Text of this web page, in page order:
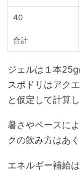
40
合計
ジェルは１本25g
スポドリはアク
と仮定して計算し
暑さやペースに
クの飲み方はあ
エネルギー補給